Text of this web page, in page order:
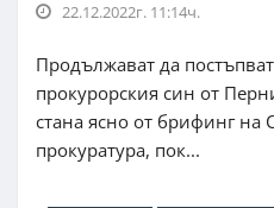
22.12.2022г. 11:14ч.
Продължават да
прокурорския син от
стана ясно от брифинг на
прокуратура, пок...